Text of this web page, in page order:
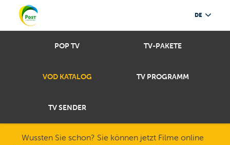
DE
POP TV TV-PAKETE
VOD KATALOG TV PROGRAMM
TV SENDER
Wussten Sie schon? Sie können jetzt Filme online